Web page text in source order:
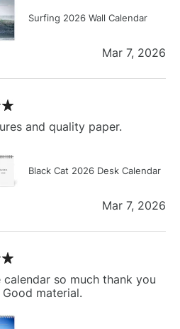
Surfing 2026 Wall Calendar
Mar 7, 2026
and quality paper.
Black Cat 2026 Desk Calendar
Mar 7, 2026
calendar so much thank you
Good material.